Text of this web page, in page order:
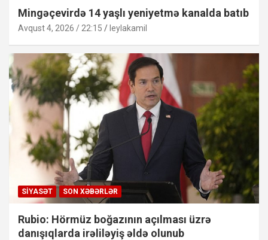
Mingəçevirdə 14 yaşlı yeniyetmə kanalda batıb
Avqust 4, 2026 / 22:15 leylakamil
SIYASƏT SON XƏBƏRLƏR
Rubio: Hörmüz boğazının açılması üzrə
danışıqlarda irəliləyiş əldə olunub